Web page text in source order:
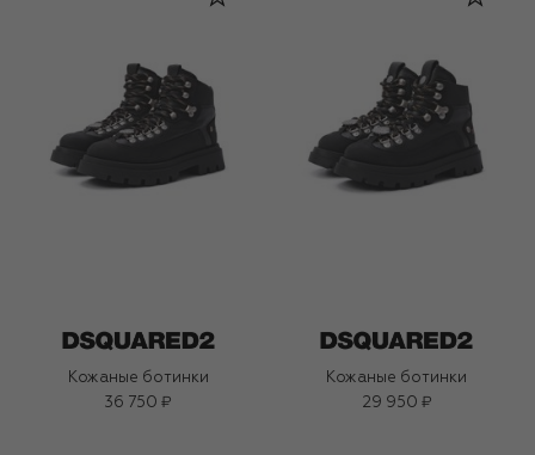
Кожаные ботинки
36 750 ₽
Кожаные ботинки
29 950 ₽